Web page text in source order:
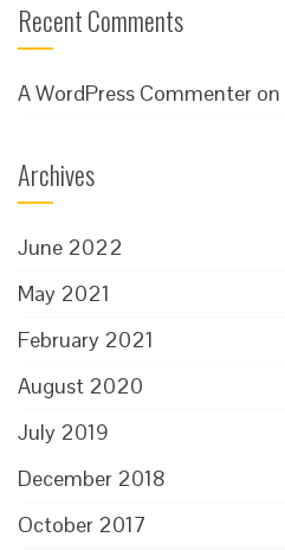
Recent Comments
A WordPress Commenter on
Archives
June 2022
May 2021
February 2021
August 2020
July 2019
December 2018
October 2017